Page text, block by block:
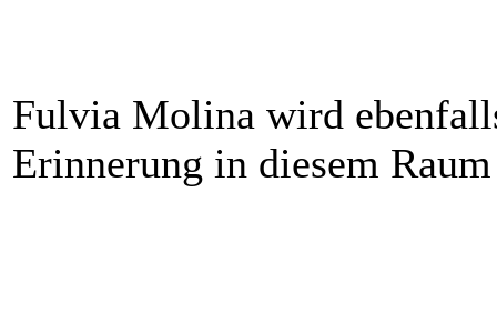
Fulvia Molina wird
Erinnerung in diesem